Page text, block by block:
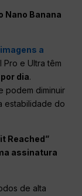
Nano Banana
a
Pro e Ultra têm
dia.
podem diminuir
estabilidade do
Reached”
assinatura
de alta